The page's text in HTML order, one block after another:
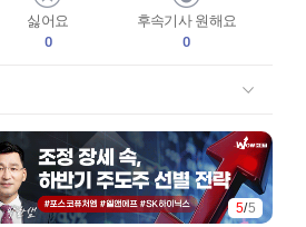
싫어요
0
후속기사 원해요
0
5/5